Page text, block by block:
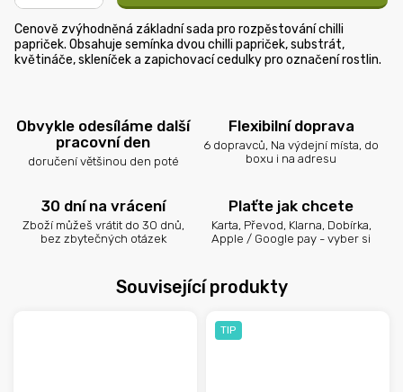
Cenově zvýhodněná základní sada pro rozpěstování chilli
papriček. Obsahuje semínka dvou chilli papriček, substrát,
květináče, skleníček a zapichovací cedulky pro označení rostlin.
Obvykle odesíláme další
pracovní den
doručení většinou den poté
Flexibilní doprava
6 dopravců, Na výdejní místa, do
boxu i na adresu
30 dní na vrácení
Zboží můžeš vrátit do 30 dnů,
bez zbytečných otázek
Plaťte jak chcete
Karta, Převod, Klarna, Dobírka,
Apple / Google pay - vyber si
Související produkty
TIP